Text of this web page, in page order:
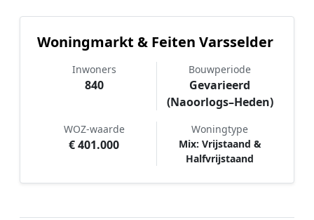
Woningmarkt & Feiten Varsselder
Inwoners
840
Bouwperiode
Gevarieerd
(Naoorlogs–Heden)
WOZ-waarde
€ 401.000
Woningtype
Mix: Vrijstaand &
Halfvrijstaand